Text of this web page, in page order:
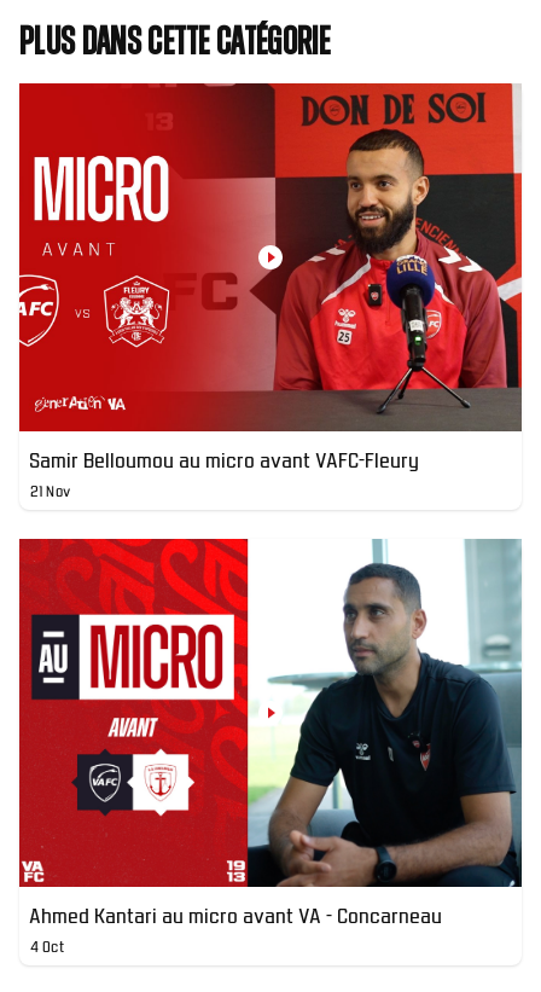
Plus dans cette catégorie
Samir Belloumou au micro avant VAFC-Fleury
21 Nov
Ahmed Kantari au micro avant VA - Concarneau
4 Oct